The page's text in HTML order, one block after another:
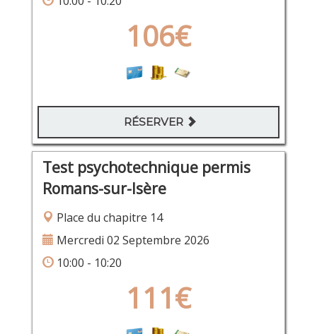
106€
RÉSERVER
Test psychotechnique permis
Romans-sur-Isère
Place du chapitre 14
Mercredi 02 Septembre 2026
10:00 - 10:20
111€